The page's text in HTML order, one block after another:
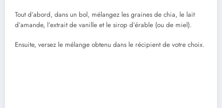
Tout d’abord, dans un bol, mélangez les graines de chia, le lait
d’amande, l’extrait de vanille et le sirop d’érable (ou de miel).
Ensuite, versez le mélange obtenu dans le récipient de votre choix.